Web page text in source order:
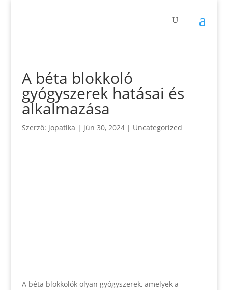
A béta blokkoló
gyógyszerek hatásai és
alkalmazása
Szerző: jopatika | jún 30, 2024| Uncategorized
A béta blokkolók olyan gyógyszerek, amelyek a